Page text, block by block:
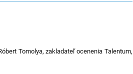
Tomolya, zakladateľ ocenenia Talentum,